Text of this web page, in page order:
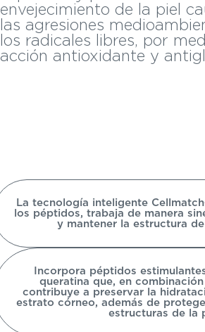
envejecimiento de la piel
las agresiones
los radicales libres, por
acción antioxidante y
La tecnología inteligente
los péptidos, trabaja de manera
y mantener la estructura
Incorpora péptidos
queratina que, en
contribuye a preservar la
estrato córneo, además de
estructuras de la